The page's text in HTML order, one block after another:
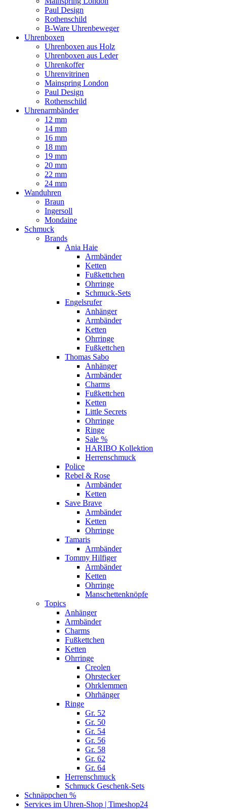
Paul Design
Rothenschild
B-Ware Uhrenbeweger
Uhrenboxen
Uhrenboxen aus Holz
Uhrenboxen aus Leder
Uhrenkoffer
Uhrenvitrinen
Mainspring London
Paul Design
Rothenschild
Uhrenarmbänder
12 mm
14 mm
16 mm
18 mm
19 mm
20 mm
22 mm
24 mm
Wanduhren
Braun
Ingersoll
Mondaine
Schmuck
Brands
Ania Haie
Armbänder
Ketten
Fußkettchen
Ohrringe
Schmuck-Sets
Engelsrufer
Anhänger
Armbänder
Ketten
Ohrringe
Fußkettchen
Thomas Sabo
Anhänger
Armbänder
Charms
Fußkettchen
Ketten
Little Secrets
Ohrringe
Ringe
Sale %
HARIBO Kollektion
Herrenschmuck
Police
Rebel & Rose
Armbänder
Ketten
Save Brave
Armbänder
Ketten
Ohrringe
Tamaris
Armbänder
Tommy Hilfiger
Armbänder
Ketten
Ohrringe
Manschettenknöpfe
Topics
Anhänger
Armbänder
Charms
Fußkettchen
Ketten
Ohrringe
Creolen
Ohrstecker
Ohrklemmen
Ohrhänger
Ringe
Gr. 52
Gr. 50
Gr. 54
Gr. 56
Gr. 58
Gr. 62
Gr. 64
Herrenschmuck
Schmuck Geschenk-Sets
Schnäppchen %
Services im Uhren-Shop | Timeshop24